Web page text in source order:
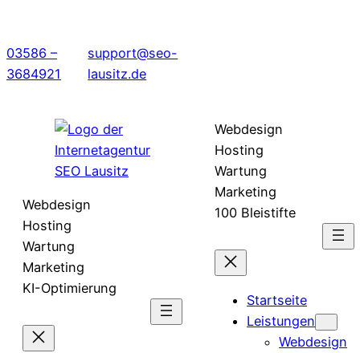
03586 –
3684921
support@seo-
lausitz.de
Webdesign
Hosting
Wartung
Marketing
KI-Optimierung
Webdesign
Hosting
Wartung
Marketing
100 Bleistifte
Startseite
Leistungen
Webdesign